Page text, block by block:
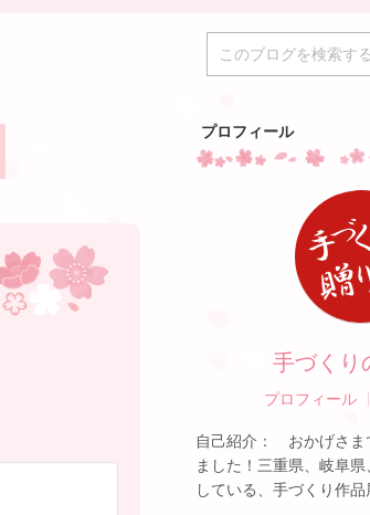
プロフィール
手づくり
プロフィール
自己紹介：
おかげさま
ました！三重県、岐阜
している、手づくり作品